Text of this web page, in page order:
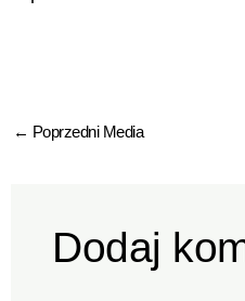
← Poprzedni Media
Dodaj